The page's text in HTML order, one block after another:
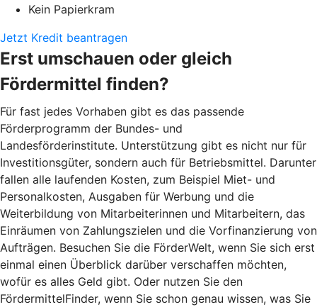
Kein Papierkram
Jetzt Kredit beantragen
Erst umschauen oder gleich
Fördermittel finden?
Für fast jedes Vorhaben gibt es das passende
Förderprogramm der Bundes- und
Landesförderinstitute. Unterstützung gibt es nicht nur für
Investitionsgüter, sondern auch für Betriebsmittel. Darunter
fallen alle laufenden Kosten, zum Beispiel Miet- und
Personalkosten, Ausgaben für Werbung und die
Weiterbildung von Mitarbeiterinnen und Mitarbeitern, das
Einräumen von Zahlungszielen und die Vorfinanzierung von
Aufträgen. Besuchen Sie die FörderWelt, wenn Sie sich erst
einmal einen Überblick darüber verschaffen möchten,
wofür es alles Geld gibt. Oder nutzen Sie den
FördermittelFinder, wenn Sie schon genau wissen, was Sie